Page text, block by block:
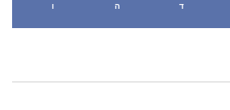
ד ה ו